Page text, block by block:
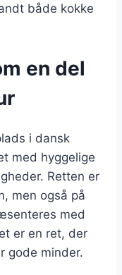
både kokke
en del
i dansk
med hyggelige
Retten er
men også på
med
er en ret, der
gode minder.